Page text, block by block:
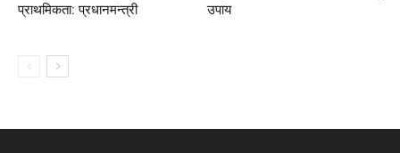
प्राथमिकता: प्रधानमन्त्री
उपाय